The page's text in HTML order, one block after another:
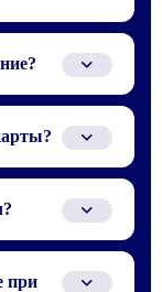
или
того, что не
при